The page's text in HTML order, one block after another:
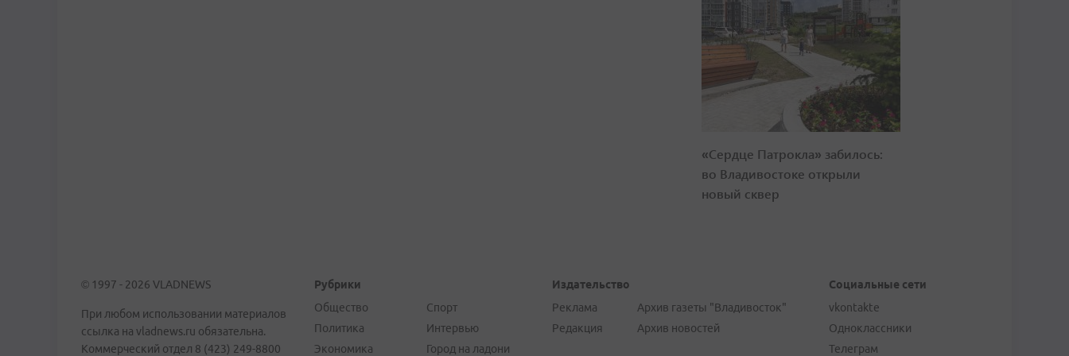
«Сердце Патрокла» забилось:
во Владивостоке открыли
новый сквер
© 1997 - 2026 VLADNEWS
При любом использовании материалов
ссылка на vladnews.ru обязательна.
Коммерческий отдел 8 (423) 249-8800
Рубрики
Общество
Политика
Экономика
Спорт
Интервью
Город на ладони
Издательство
Реклама
Редакция
Архив газеты "Владивосток"
Архив новостей
Социальные сети
vkontakte
Одноклассники
Телеграм